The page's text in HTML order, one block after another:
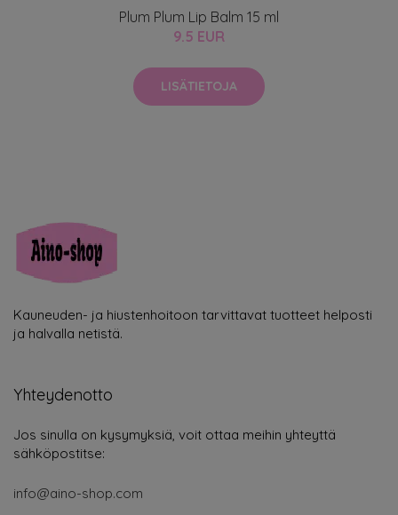
Plum Plum Lip Balm 15 ml
9.5 EUR
LISÄTIETOJA
Kauneuden- ja hiustenhoitoon tarvittavat tuotteet helposti
ja halvalla netistä.
Yhteydenotto
Jos sinulla on kysymyksiä, voit ottaa meihin yhteyttä
sähköpostitse:
info@aino-shop.com